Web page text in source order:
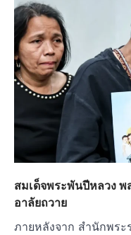
สมเด็จพระพันปีหลวง
อาลัยถวาย
ภายหลังจาก สำนักพระ